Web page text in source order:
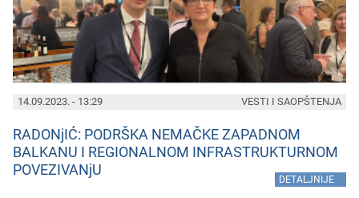
14.09.2023. - 13:29
RADONjIĆ: PODRŠKA NEMAČKE ZAPADNOM
BALKANU I REGIONALNOM INFRASTRUKTURNOM
POVEZIVANjU
DETALJNIJE
VESTI I SAOPŠTENJA